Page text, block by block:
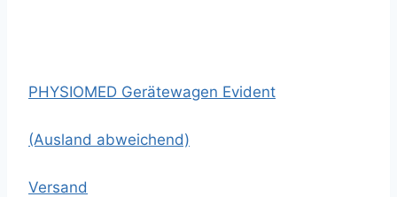
PHYSIOMED Gerätewagen Evident
(Ausland abweichend)
Versand